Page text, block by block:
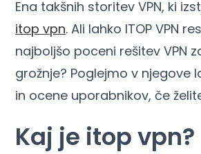
Ena takšnih storitev VPN, ki
itop vpn. Ali lahko ITOP VPN
najboljšo poceni rešitev VPN
grožnje? Poglejmo v njegove
in ocene uporabnikov, če
Kaj je itop vpn?